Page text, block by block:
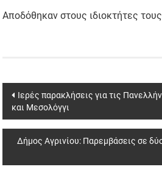
Αποδόθηκαν στους ιδιοκτήτες
Post
navigation
Ιερές παρακλήσεις για τις
και Μεσολόγγι
Δήμος Αγρινίου: Παρεμβάσεις σε